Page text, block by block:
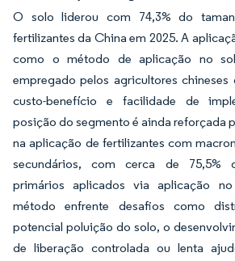
O solo liderou com 74,3% do
fertilizantes da China em 2025. A
como o método de aplicação no
empregado pelos agricultores chineses
custo-benefício e facilidade de
posição do segmento é ainda reforçada
na aplicação de fertilizantes com
secundários, com cerca de 75,5%
primários aplicados via aplicação
método enfrente desafios como
potencial poluição do solo, o
de liberação controlada ou lenta